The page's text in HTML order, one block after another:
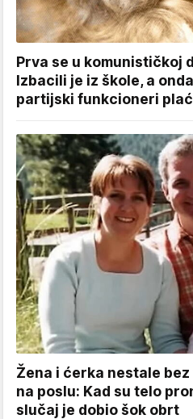
Prva se u komunističkoj
Izbacili je iz škole, a
partijski funkcioneri
Žena i ćerka nestale
na poslu: Kad su telo
slučaj je dobio šok obrt